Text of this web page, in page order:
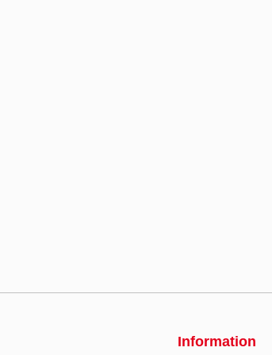
Information